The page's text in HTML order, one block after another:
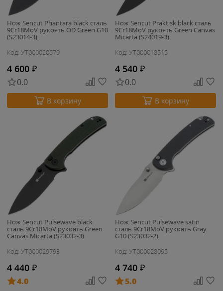
Нож Sencut Phantara black сталь
9Cr18MoV рукоять OD Green G10
(S23014-3)
Код: УТ000020579
4 600 ₽
0.0
В корзину
Нож Sencut Praktisk black сталь
9Cr18MoV рукоять Green Canvas
Micarta (S24019-3)
Код: УТ000018515
4 540 ₽
0.0
В корзину
Нож Sencut Pulsewave black
сталь 9Cr18MoV рукоять Green
Canvas Micarta (S23032-3)
Код: УТ000029793
4 440 ₽
4.0
Нож Sencut Pulsewave satin
сталь 9Cr18MoV рукоять Gray
G10 (S23032-2)
Код: УТ000028095
4 740 ₽
5.0